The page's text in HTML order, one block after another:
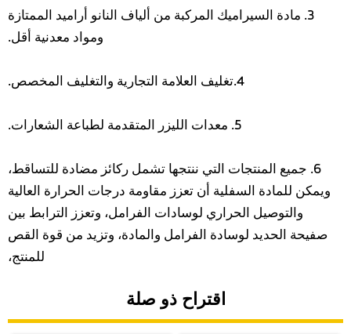
3. مادة السيراميك المركبة من ألياف النانو أراميد الممتازة
ومواد معدنية أقل.
4.تغليف العلامة التجارية والتغليف المخصص.
5. معدات الليزر المتقدمة لطباعة الشعارات.
6. جميع المنتجات التي ننتجها تشمل ركائز مضادة للتساقط،
ويمكن للمادة السفلية أن تعزز مقاومة درجات الحرارة العالية
والتوصيل الحراري لوسادات الفرامل، وتعزز الترابط بين
صفيحة الحديد لوسادة الفرامل والمادة، وتزيد من قوة القص
للمنتج،
اقتراح ذو صلة